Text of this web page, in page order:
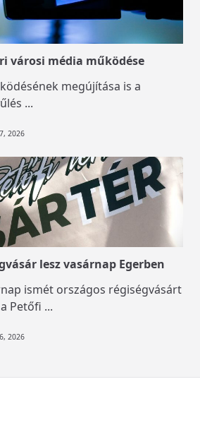
városi média működése
megújítása is a
...
2026
lesz vasárnap Egerben
ismét országos régiségvásárt
Petőfi ...
2026